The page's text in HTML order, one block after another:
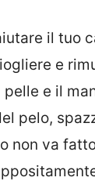
il tuo
e
pelle e il
pelo,
non va